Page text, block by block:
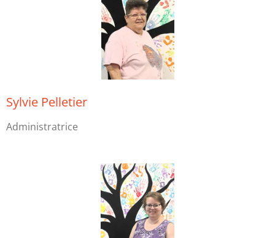
Sylvie Pelletier
Administratrice